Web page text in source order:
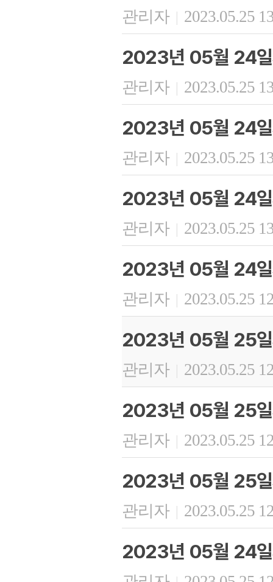
관리자 | 2023.05.25
2023년 05월 24일
관리자 | 2023.05.25
2023년 05월 24일
관리자 | 2023.05.25
2023년 05월 24일
관리자 | 2023.05.25
2023년 05월 24일
관리자 | 2023.05.25
2023년 05월 25일
관리자 | 2023.05.25
2023년 05월 25일
관리자 | 2023.05.25
2023년 05월 25일
관리자 | 2023.05.25
2023년 05월 24일